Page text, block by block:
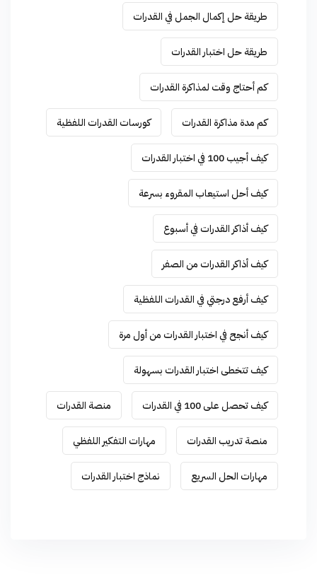
طريقة حل إكمال الجمل في القدرات
طريقة حل اختبار القدرات
كم أحتاج وقت لمذاكرة القدرات
كم مدة مذاكرة القدرات كورسات القدرات اللفظية
كيف أجيب 100 في اختبار القدرات
كيف أحل استيعاب المقروء بسرعة
كيف أذاكر القدرات في أسبوع
كيف أذاكر القدرات من الصفر
كيف أرفع درجتي في القدرات اللفظية
كيف أنجح في اختبار القدرات من أول مرة
كيف تتخطى اختبار القدرات بسهولة
كيف تحصل على 100 في القدرات منصة القدرات
منصة تدريب القدرات مهارات التفكير اللفظي
مهارات الحل السريع نماذج اختبار القدرات